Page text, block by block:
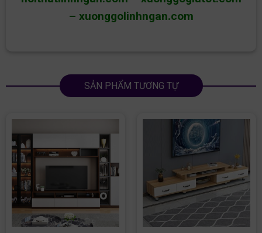
– xuonggolinhngan.com
SẢN PHẨM TƯƠNG TỰ